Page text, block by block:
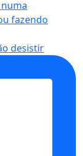
desistir